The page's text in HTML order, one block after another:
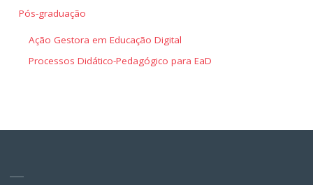
Pós-graduação
Ação Gestora em Educação Digital
Processos Didático-Pedagógico para EaD